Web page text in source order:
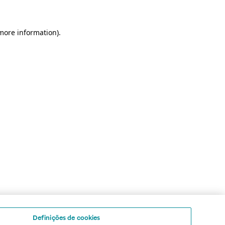
information).
Definições de cookies